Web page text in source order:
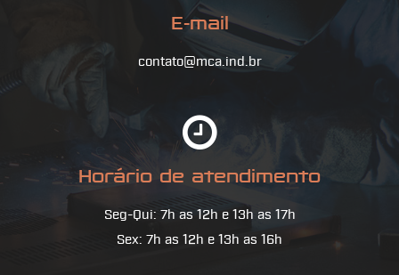
E-mail
contato@mca.ind.br
Horário de atendimento
Seg-Qui: 7h as 12h e 13h as 17h
Sex: 7h as 12h e 13h as 16h